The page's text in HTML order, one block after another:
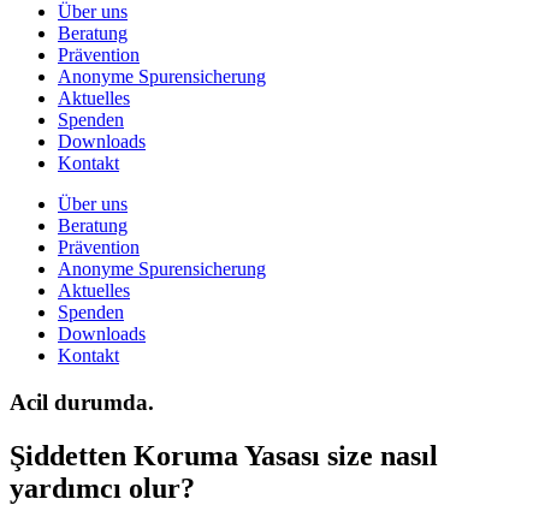
Über uns
Beratung
Prävention
Anonyme Spurensicherung
Aktuelles
Spenden
Downloads
Kontakt
Über uns
Beratung
Prävention
Anonyme Spurensicherung
Aktuelles
Spenden
Downloads
Kontakt
Acil durumda.
Şiddetten Koruma Yasası size nasıl
yardımcı olur?